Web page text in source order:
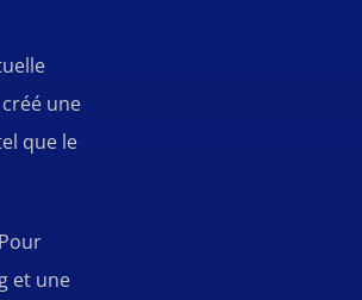
une
que le
et une